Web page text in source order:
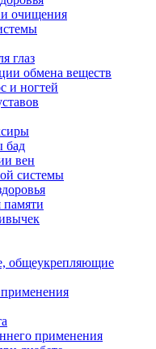
и очищения
глаз
обмена веществ
и ногтей
бад
вен
системы
памяти
общеукрепляющие
применения